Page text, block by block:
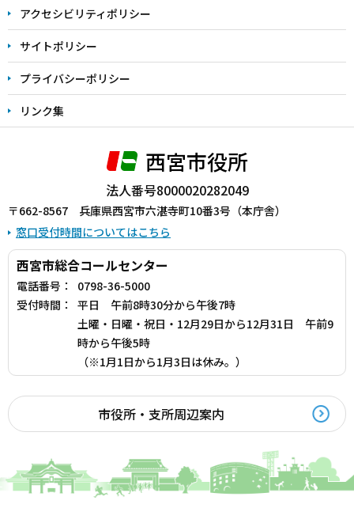
アクセシビリティポリシー
サイトポリシー
プライバシーポリシー
リンク集
西宮市役所
法人番号8000020282049
〒662-8567 兵庫県西宮市六湛寺町10番3号（本庁舎）
窓口受付時間についてはこちら
西宮市総合コールセンター
電話番号：
0798-36-5000
受付時間：
平日 午前8時30分から午後7時
土曜・日曜・祝日・12月29日から12月31日 午前9
時から午後5時
（※1月1日から1月3日は休み。）
市役所・支所周辺案内